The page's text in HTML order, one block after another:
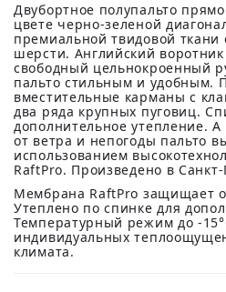
Двубортное полупальто
цвете черно-зеленой
премиальной твидовой
шерсти. Английский
свободный цельнокроенный
пальто стильным и удобным.
вместительные карманы с
два ряда крупных пуговиц.
дополнительное утепление.
от ветра и непогоды пальто
использованием
RaftPro. Произведено в Санкт-
Мембрана RaftPro защищает
Утеплено по спинке для
Температурный режим до -
индивидуальных
климата.